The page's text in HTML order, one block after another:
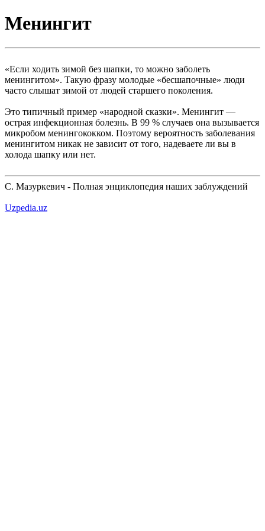
Менингит
«Если ходить зимой без шапки, то можно заболеть
менингитом». Такую фразу молодые «бесшапочные» люди
часто слышат зимой от людей старшего поколения.
Это типичный пример «народной сказки». Менингит —
острая инфекционная болезнь. В 99 % случаев она вызывается
микробом менингококком. Поэтому вероятность заболевания
менингитом никак не зависит от того, надеваете ли вы в
холода шапку или нет.
С. Мазуркевич - Полная энциклопедия наших заблуждений
Uzpedia.uz